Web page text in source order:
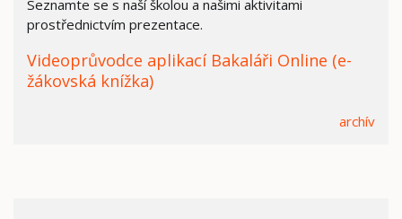
Seznamte se s naší školou a našimi aktivitami
prostřednictvím prezentace.
Videoprůvodce aplikací Bakaláři Online (e-
žákovská knížka)
archív